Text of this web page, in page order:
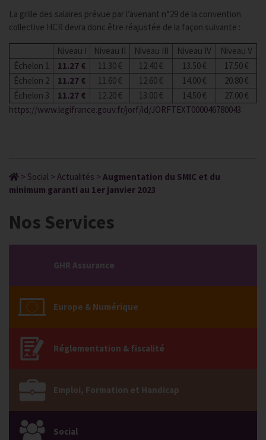
La grille des salaires prévue par l’avenant n°29 de la convention
collective HCR devra donc être réajustée de la façon suivante :
Niveau I Niveau II Niveau III Niveau IV
Niveau V
Échelon 1
11.27 € 11.30 € 12.40 € 13.50 €
17.50 €
Échelon 2
11.27 € 11.60 € 12.60 € 14.00 €
20.80 €
Échelon 3
11.27 € 12.20 € 13.00 € 14.50 €
27.00 €
https://www.legifrance.gouv.fr/jorf/id/JORFTEXT000046780043
> Social > Actualités > Augmentation du SMIC et du
minimum garanti au 1er janvier 2023
Nos Services
GHR Assurance
Europe & Numérique
Réglementation & fiscalité
Emploi, Formation et Handicap
Social